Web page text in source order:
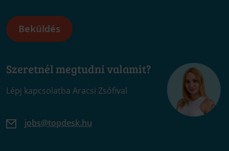
Szeretnél megtudni valamit?
Lépj kapcsolatba Aracsi Zsófival
jobs@topdesk.hu